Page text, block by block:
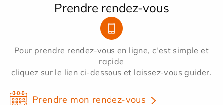
Prendre rendez-vous
Pour prendre rendez-vous en ligne, c'est simple et
rapide
cliquez sur le lien ci-dessous et laissez-vous guider.
Prendre mon rendez-vous